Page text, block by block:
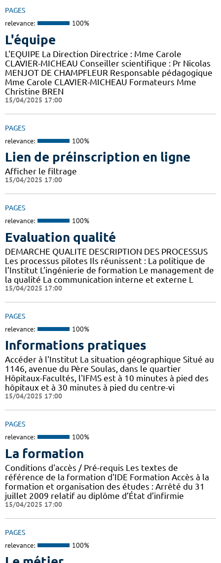
PAGES
relevance: 100%
L'équipe
L'EQUIPE La Direction Directrice : Mme Carole
CLAVIER-MICHEAU Conseiller scientifique : Pr Nicolas
MENJOT DE CHAMPFLEUR Responsable pédagogique
Mme Carole CLAVIER-MICHEAU Formateurs Mme
Christine BREN
15/04/2025 17:00
PAGES
relevance: 100%
Lien de préinscription en ligne
Afficher le filtrage
15/04/2025 17:00
PAGES
relevance: 100%
Evaluation qualité
DEMARCHE QUALITE DESCRIPTION DES PROCESSUS
Les processus pilotes Ils réunissent : La politique de
l’Institut L’ingénierie de formation Le management de
la qualité La communication interne et externe L
15/04/2025 17:00
PAGES
relevance: 100%
Informations pratiques
Accéder à l'Institut La situation géographique Situé au
1146, avenue du Père Soulas, dans le quartier
Hôpitaux-Facultés, l'IFMS est à 10 minutes à pied des
hôpitaux et à 30 minutes à pied du centre-vi
15/04/2025 17:00
PAGES
relevance: 100%
La formation
Conditions d'accès / Pré-requis Les textes de
référence de la formation d'IDE Formation Accès à la
formation et organisation des études : Arrêté du 31
juillet 2009 relatif au diplôme d’État d’infirmie
15/04/2025 17:00
PAGES
relevance: 100%